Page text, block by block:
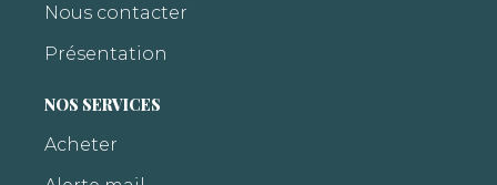
Nous contacter
Présentation
NOS SERVICES
Acheter